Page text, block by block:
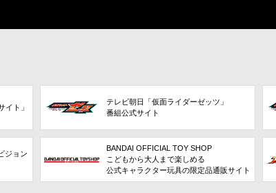
イト」
テレビ朝日「仮面ライダーゼッツ」
番組公式サイト
ジョン
BANDAI OFFICIAL TOY SHOP
こどもから大人まで楽しめる
公式キャラクター玩具の限定品通販サイト